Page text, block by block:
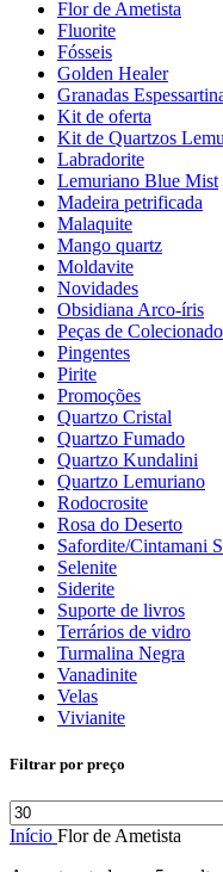
Flor de Ametista
Fluorite
Fósseis
Golden Healer
Granadas
Kit de oferta
Kit de Quartzos
Labradorite
Lemuriano Blue Mist
Madeira petrificada
Malaquite
Mango quartz
Moldavite
Novidades
Obsidiana Arco-íris
Peças de
Pingentes
Pirite
Promoções
Quartzo Cristal
Quartzo Fumado
Quartzo Kundalini
Quartzo Lemuriano
Rodocrosite
Rosa do Deserto
Safordite/Cintamani
Selenite
Siderite
Suporte de livros
Terrários de vidro
Turmalina Negra
Vanadinite
Velas
Vivianite
Filtrar por preço
Preço
mínimo
Início Flor de Ametista